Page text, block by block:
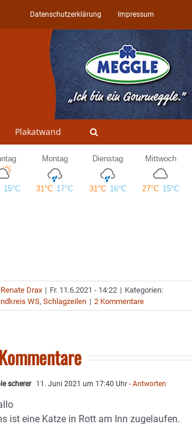
Datenschutzerklärung Impressum
Plakatwand
Renate Drax | Fr. 11.6.2021 - 14:22 | Kategorien:
WS,Schlagzeilen | 2 Kommentare
scherer 11. Juni 2021 um 17:40 Uhr - Antworten
ist eine Katze in Rott am Inn zugelaufen.